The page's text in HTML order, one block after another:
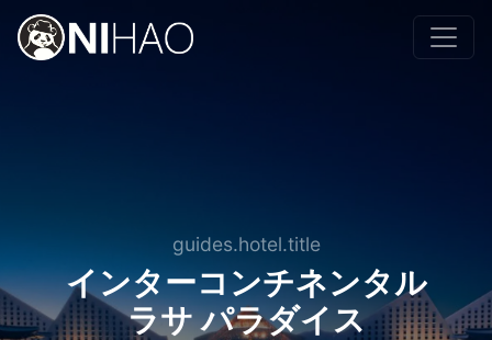
guides.hotel.title
インターコンチネンタル
ラサ パラダイス